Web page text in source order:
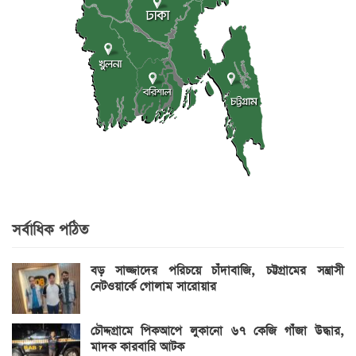
সর্বাধিক পঠিত
বড় সাজ্জাদের পরিচয়ে চাঁদাবাজি, চট্টগ্রামের সন্ত্রাসী
নেটওয়ার্কে গোলাম সারোয়ার
চৌদ্দগ্রামে পিকআপে লুকানো ৬৭ কেজি গাঁজা উদ্ধার,
মাদক কারবারি আটক